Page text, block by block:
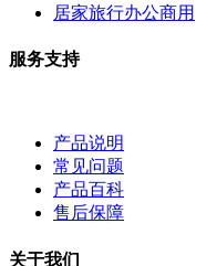
居家旅行办公商用
服务支持
产品说明
常见问题
产品百科
售后保障
关于我们